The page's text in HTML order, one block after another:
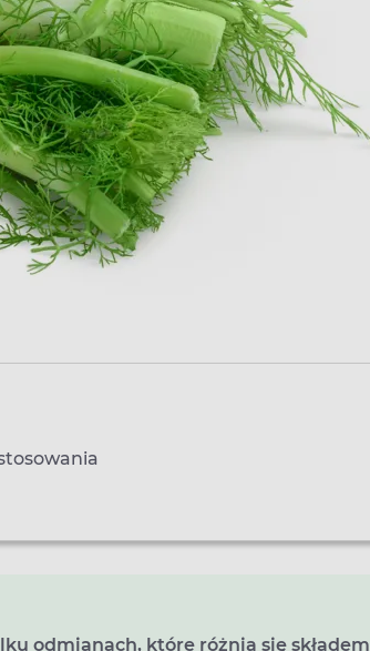
odmianach, które różnią się składem